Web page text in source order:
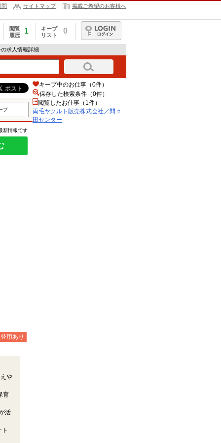
問 サイトマップ 掲載ご希望のお客様へ
閲覧
履歴
1
キープ
リスト
0
ログイン
求人情報詳細
プ
新情報です
用あり
や
育
活
キープ中のお仕事（0件）
保存した検索条件（0件）
閲覧したお仕事（1件）
両毛ヤクルト販売株式会社／間々
田センター